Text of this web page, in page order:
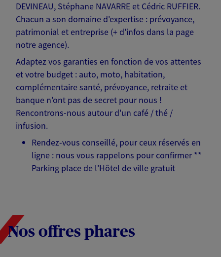
DEVINEAU, Stéphane NAVARRE et Cédric RUFFIER.
Chacun a son domaine d'expertise : prévoyance,
patrimonial et entreprise (+ d'infos dans la page
notre agence).
Adaptez vos garanties en fonction de vos attentes
et votre budget : auto, moto, habitation,
complémentaire santé, prévoyance, retraite et
banque n'ont pas de secret pour nous !
Rencontrons-nous autour d'un café / thé /
infusion.
Rendez-vous conseillé, pour ceux réservés en
ligne : nous vous rappelons pour confirmer **
Parking place de l'Hôtel de ville gratuit
Nos offres phares